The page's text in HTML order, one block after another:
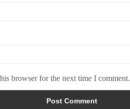
browser for the next time I comment.